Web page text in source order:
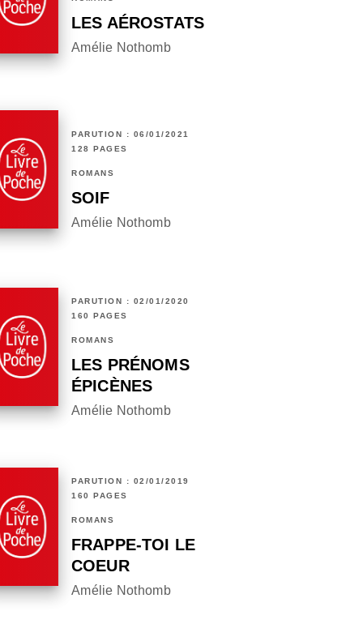
LES AÉROSTATS
Amélie Nothomb
PARUTION : 06/01/2021
128 PAGES
ROMANS
SOIF
Amélie Nothomb
PARUTION : 02/01/2020
160 PAGES
ROMANS
LES PRÉNOMS
ÉPICÈNES
Amélie Nothomb
PARUTION : 02/01/2019
160 PAGES
ROMANS
FRAPPE-TOI LE
COEUR
Amélie Nothomb